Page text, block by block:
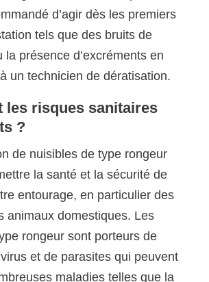
d’agir dès les premiers
tels que des bruits de
la présence d’excréments en
un technicien de dératisation.
les risques sanitaires
?
de nuisibles de type rongeur
la santé et la sécurité de
entourage, en particulier des
animaux domestiques. Les
rongeur sont porteurs de
et de parasites qui peuvent
maladies telles que la